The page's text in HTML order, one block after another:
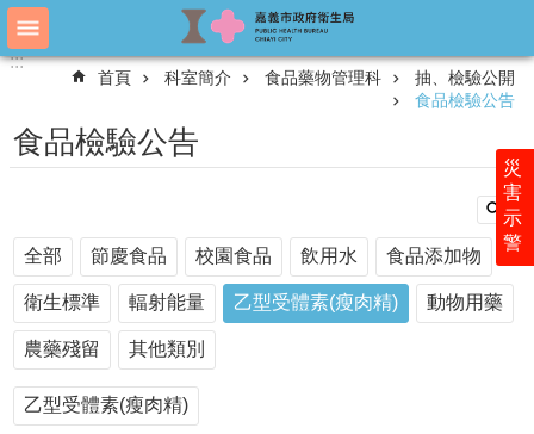
跳到主要內容區塊
進
識
衛
生
局
科
室
簡
:::
災
害
示
警
:::
首頁 科室簡介 食品藥物管理科
抽、檢驗公開
食品檢驗公告
食品檢驗公告
全部 節慶食品 校園食品 飲用水 食品添加物
衛生標準 輻射能量 乙型受體素(瘦肉精) 動物用藥
農藥殘留 其他類別
乙型受體素(瘦肉精)